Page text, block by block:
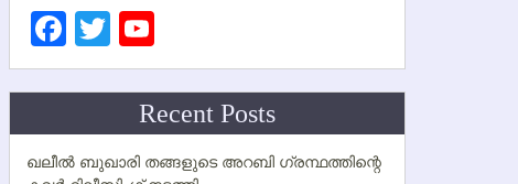
Facebook
Twitter
Channel
Recent Posts
ഖലീല്‍ ബുഖാരി തങ്ങളുടെ അറബി ഗ്രന്ഥത്തിന്റെ